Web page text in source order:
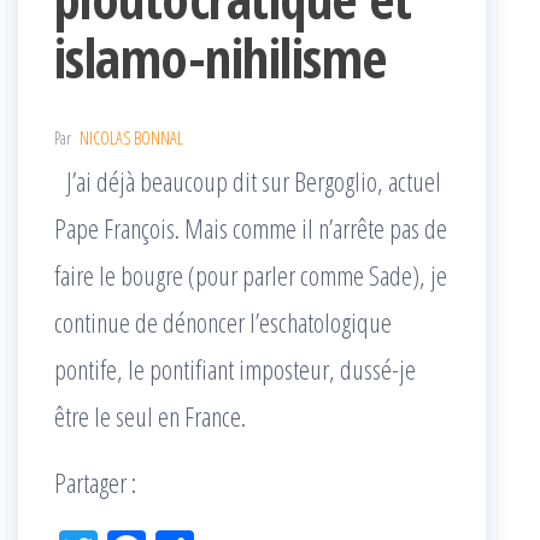
islamo-nihilisme
Par NICOLAS BONNAL
J’ai déjà beaucoup dit sur Bergoglio, actuel
Pape François. Mais comme il n’arrête pas de
faire le bougre (pour parler comme Sade), je
continue de dénoncer l’eschatologique
pontife, le pontifiant imposteur, dussé-je
être le seul en France.
Partager :